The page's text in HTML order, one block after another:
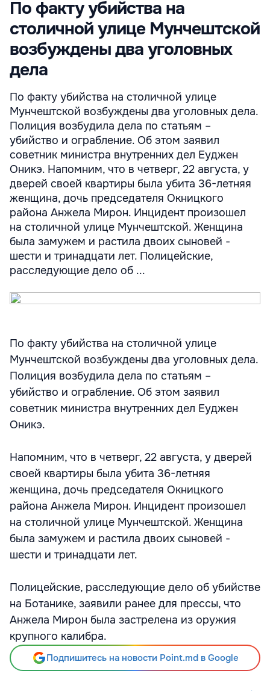
По факту убийства на
столичной улице Мунчештской
возбуждены два уголовных
дела
По факту убийства на столичной улице
Мунчештской возбуждены два уголовных дела.
Полиция возбудила дела по статьям –
убийство и ограбление. Об этом заявил
советник министра внутренних дел Еуджен
Оникэ. Напомним, что в четверг, 22 августа, у
дверей своей квартиры была убита 36-летняя
женщина, дочь председателя Окницкого
района Анжела Мирон. Инцидент произошел
на столичной улице Мунчештской. Женщина
была замужем и растила двоих сыновей -
шести и тринадцати лет. Полицейские,
расследующие дело об ...
По факту убийства на столичной улице
Мунчештской возбуждены два уголовных дела.
Полиция возбудила дела по статьям –
убийство и ограбление. Об этом заявил
советник министра внутренних дел Еуджен
Оникэ.
Напомним, что в четверг, 22 августа, у дверей
своей квартиры была убита 36-летняя
женщина, дочь председателя Окницкого
района Анжела Мирон. Инцидент произошел
на столичной улице Мунчештской. Женщина
была замужем и растила двоих сыновей -
шести и тринадцати лет.
Полицейские, расследующие дело об убийстве
на Ботанике, заявили ранее для прессы, что
Анжела Мирон была застрелена из оружия
крупного калибра.
Подпишитесь на новости Point.md в Google